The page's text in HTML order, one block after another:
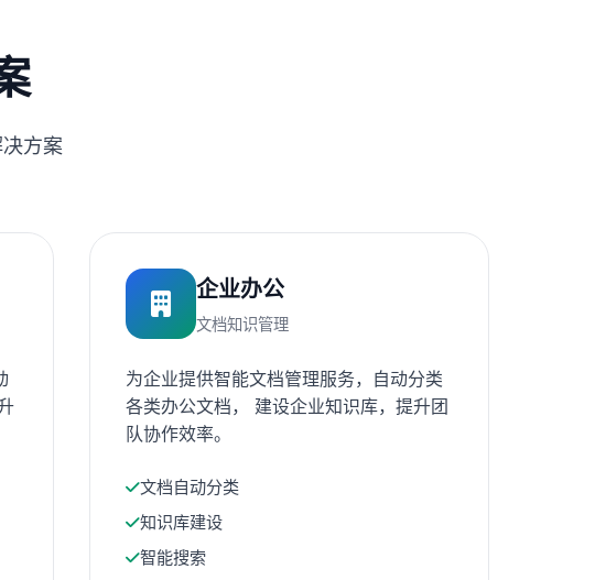
方案
企业办公
文档知识管理
为企业提供智能文档管理服务，自动分类
各类办公文档， 建设企业知识库，提升团
队协作效率。
文档自动分类
知识库建设
智能搜索